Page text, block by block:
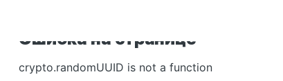
Ошибка на странице
crypto.randomUUID is not a function